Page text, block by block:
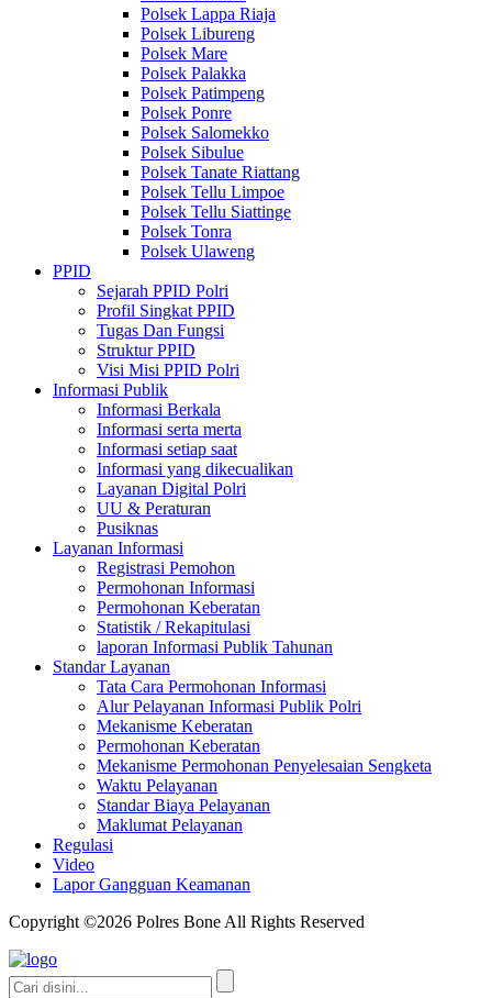
Polsek Lappa Riaja
Polsek Libureng
Polsek Mare
Polsek Palakka
Polsek Patimpeng
Polsek Ponre
Polsek Salomekko
Polsek Sibulue
Polsek Tanate Riattang
Polsek Tellu Limpoe
Polsek Tellu Siattinge
Polsek Tonra
Polsek Ulaweng
PPID
Sejarah PPID Polri
Profil Singkat PPID
Tugas Dan Fungsi
Struktur PPID
Visi Misi PPID Polri
Informasi Publik
Informasi Berkala
Informasi serta merta
Informasi setiap saat
Informasi yang dikecualikan
Layanan Digital Polri
UU & Peraturan
Pusiknas
Layanan Informasi
Registrasi Pemohon
Permohonan Informasi
Permohonan Keberatan
Statistik / Rekapitulasi
laporan Informasi Publik Tahunan
Standar Layanan
Tata Cara Permohonan Informasi
Alur Pelayanan Informasi Publik Polri
Mekanisme Keberatan
Permohonan Keberatan
Mekanisme Permohonan Penyelesaian Sengketa
Waktu Pelayanan
Standar Biaya Pelayanan
Maklumat Pelayanan
Regulasi
Video
Lapor Gangguan Keamanan
Copyright ©2026 Polres Bone All Rights Reserved